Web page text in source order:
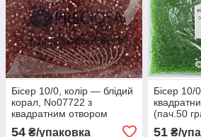
Бісер 10/0, колір — блідий
корал, No07722 з
квадратним отвором
54 ₴/упаковка
Бісер 10/
(пач.50
51₴/